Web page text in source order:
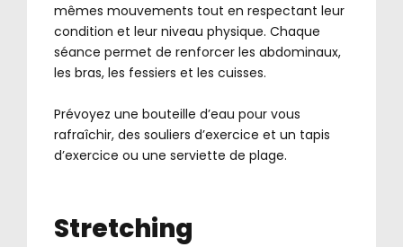
mêmes mouvements tout en respectant leur
condition et leur niveau physique. Chaque
séance permet de renforcer les abdominaux,
les bras, les fessiers et les cuisses.
Prévoyez une bouteille d’eau pour vous
rafraîchir, des souliers d’exercice et un tapis
d’exercice ou une serviette de plage.
Stretching